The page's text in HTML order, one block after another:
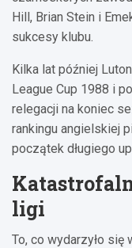
Hill, Brian Stein i
sukcesy klubu.
Kilka lat później
League Cup 1988 i
relegacji na koniec
rankingu angielskiej
początek długiego
ligi
To, co wydarzyło się